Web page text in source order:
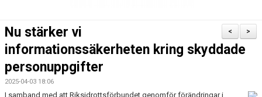
KSLS WEBBSHOP
BLI PARTNER
JOBBA HOS OSS!
>
<
Nu stärker vi
informationssäkerheten kring skyddade
personuppgifter
2025-04-03 18:06
I samband med att Riksidrottsförbundet genomför förändringar i